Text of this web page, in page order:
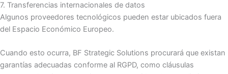
7. Transferencias internacionales de datos
Algunos proveedores tecnológicos pueden estar ubicados fuera
del Espacio Económico Europeo.
Cuando esto ocurra, BF Strategic Solutions procurará que existan
garantías adecuadas conforme al RGPD, como cláusulas